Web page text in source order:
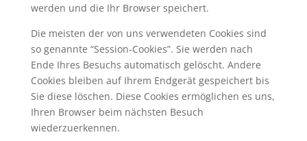
werden und die Ihr Browser speichert.
Die meisten der von uns verwendeten Cookies sind
so genannte “Session-Cookies”. Sie werden nach
Ende Ihres Besuchs automatisch gelöscht. Andere
Cookies bleiben auf Ihrem Endgerät gespeichert bis
Sie diese löschen. Diese Cookies ermöglichen es uns,
Ihren Browser beim nächsten Besuch
wiederzuerkennen.